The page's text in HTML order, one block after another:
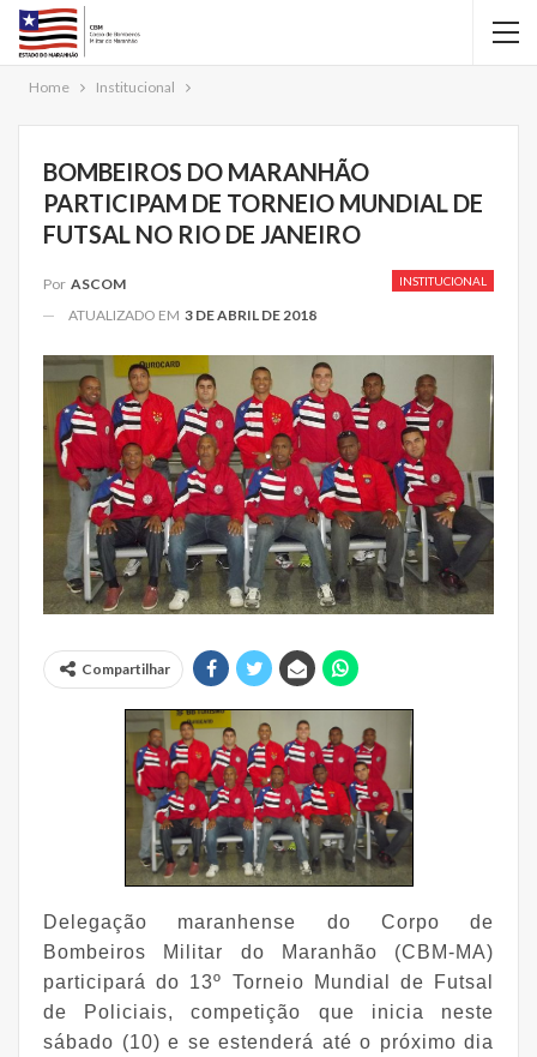
Home Institucional
BOMBEIROS DO MARANHÃO
PARTICIPAM DE TORNEIO MUNDIAL DE
FUTSAL NO RIO DE JANEIRO
INSTITUCIONAL
Por ASCOM
ATUALIZADO EM 3 DE ABRIL DE 2018
Compartilhar
Delegação maranhense do Corpo de
Bombeiros Militar do Maranhão (CBM-MA)
participará do 13º Torneio Mundial de Futsal
de Policiais, competição que inicia neste
sábado (10) e se estenderá até o próximo dia